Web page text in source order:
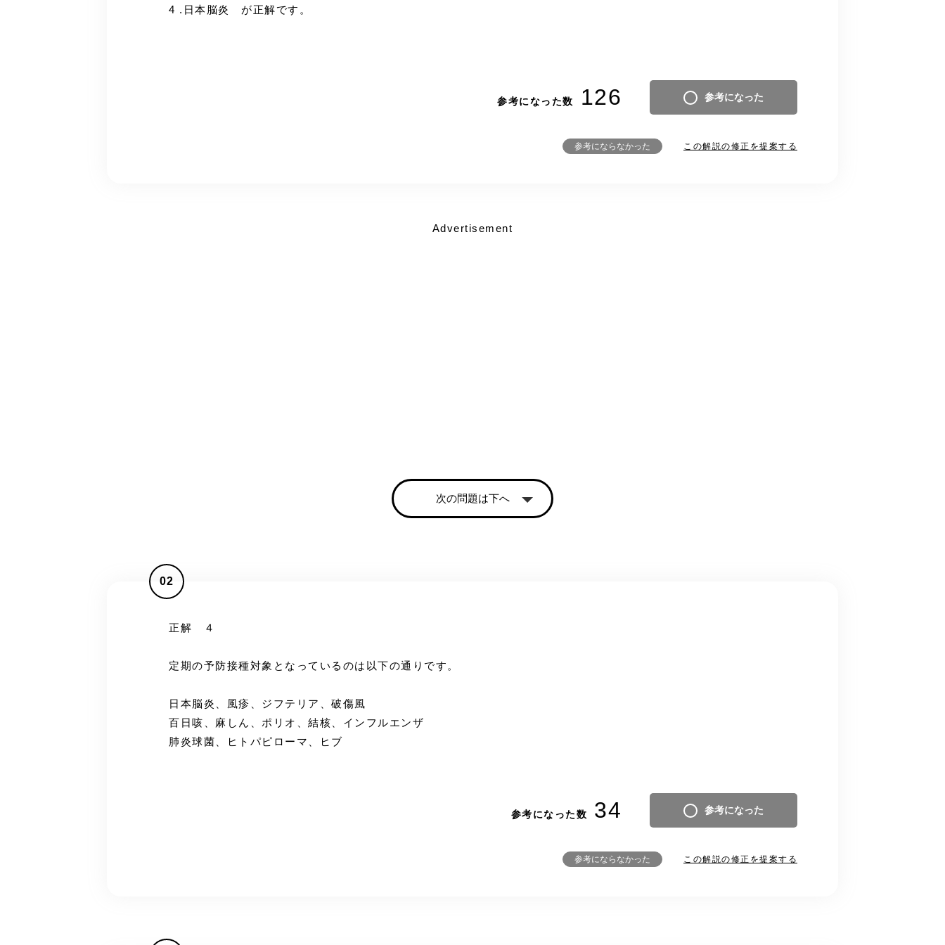
4 .日本脳炎 が正解です。
参考になった数 126 参考になった
参考にならなかった この解説の修正を提案する
Advertisement
次の問題は下へ
02
正解 ４
定期の予防接種対象となっているのは以下の通りです。
日本脳炎、風疹、ジフテリア、破傷風
百日咳、麻しん、ポリオ、結核、インフルエンザ
肺炎球菌、ヒトパピローマ、ヒブ
参考になった数 34 参考になった
参考にならなかった この解説の修正を提案する